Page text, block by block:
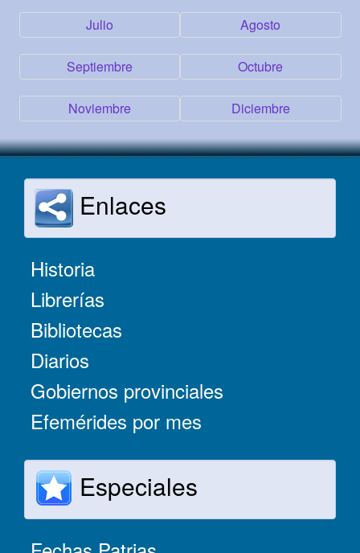
Julio Agosto
Septiembre Octubre
Noviembre Diciembre
Enlaces
Historia
Librerías
Bibliotecas
Diarios
Gobiernos provinciales
Efemérides por mes
Especiales